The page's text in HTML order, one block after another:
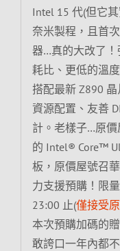
Intel 15 代(但它
奈米製程，且首
器…真的大改了！
耗比、更低的溫
搭配最新 Z890
資源配置、友善
計。老樣子…原
的 Intel® Core™
板，原價屋號召
力支援預購！限
23:00 止(僅接受
本次預購加碼的
敢誇口一年內都